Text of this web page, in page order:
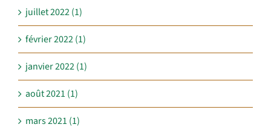
juillet 2022 (1)
février 2022 (1)
janvier 2022 (1)
août 2021 (1)
mars 2021 (1)